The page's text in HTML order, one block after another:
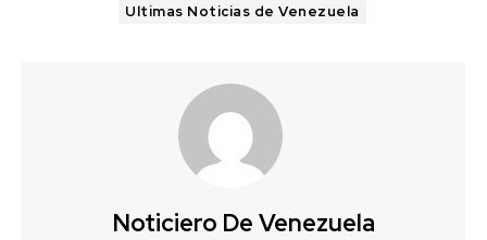
Ultimas Noticias de Venezuela
Noticiero De Venezuela